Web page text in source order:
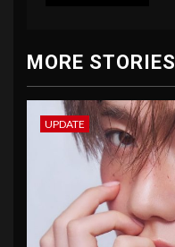
MORE STORIES
UPDATE